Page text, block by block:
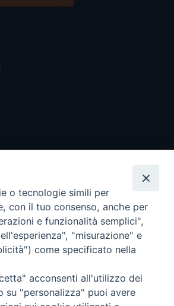
- Tutti i diritti riservati - Vita
o tecnologie simili per
con il tuo consenso, anche per
e funzionalità semplici",
"misurazione" e
come specificato nella
acconsenti all'utilizzo dei
su "personalizza" puoi avere